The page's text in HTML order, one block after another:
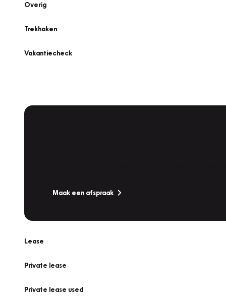
Overig
Trekhaken
Vakantiecheck
Maak een afspraak
Lease
Private lease
Private lease used